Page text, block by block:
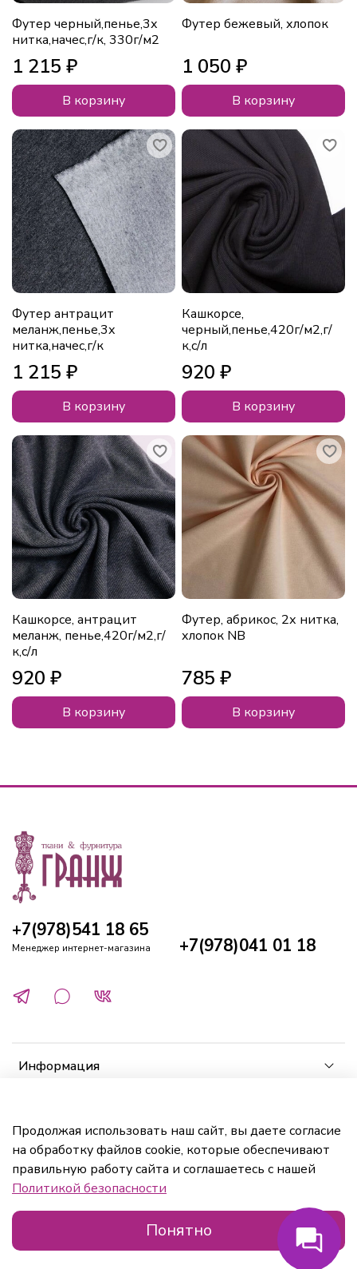
Футер черный,пенье,3х
нитка,начес,г/к, 330г/м2
1 215 ₽
В корзину
Футер бежевый, хлопок
1 050 ₽
В корзину
Футер антрацит
меланж,пенье,3х
нитка,начес,г/к
1 215 ₽
В корзину
Кашкорсе,
черный,пенье,420г/м2,г/
к,с/л
920 ₽
В корзину
Кашкорсе, антрацит
меланж, пенье,420г/м2,г/
к,с/л
920 ₽
В корзину
Футер, абрикос, 2х нитка,
хлопок NB
785 ₽
В корзину
Информация
Кабинет
+7(978)541 18 65
Менеджер интернет-магазина +7(978)041 01 18
Продолжая использовать наш сайт, вы даете согласие
на обработку файлов cookie, которые обеспечивают
правильную работу сайта и соглашаетесь с нашей
Политикой безопасности
Понятно